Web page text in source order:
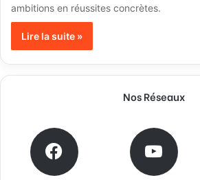
ambitions en réussites concrètes.
Lire la suite »
Nos Réseaux